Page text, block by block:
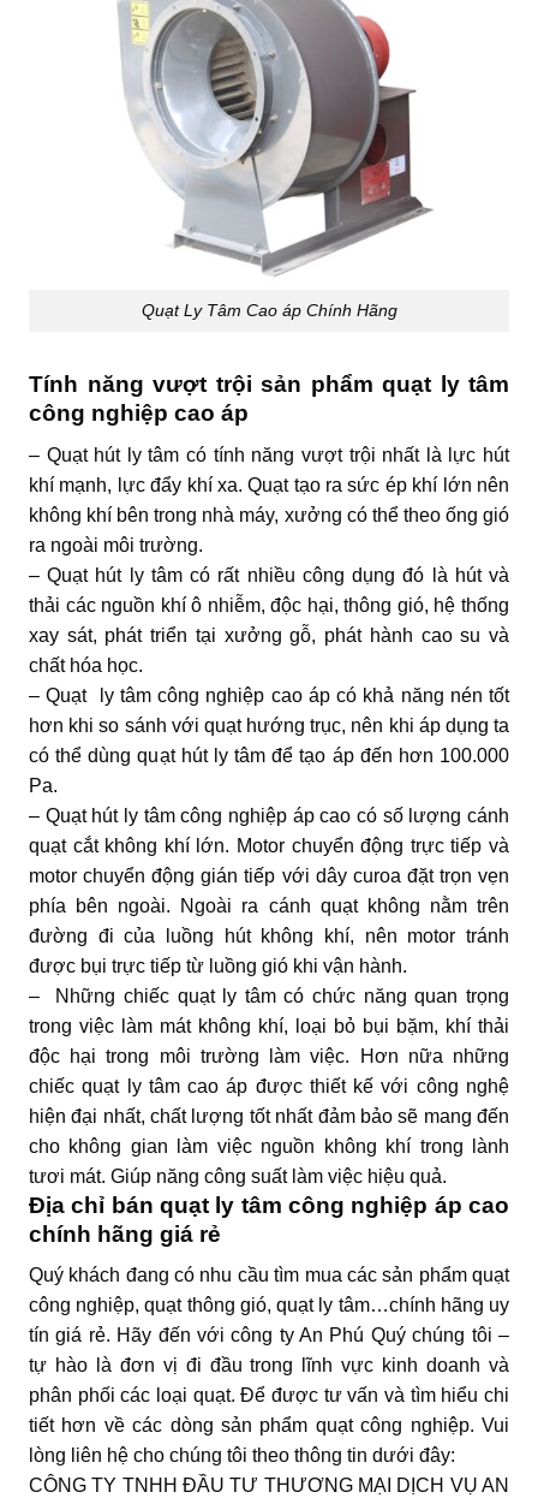
Quạt Ly Tâm Cao áp Chính Hãng
Tính năng vượt trội sản phẩm quạt ly tâm
công nghiệp cao áp
– Quạt hút ly tâm có tính năng vượt trội nhất là lực hút
khí mạnh, lực đẩy khí xa. Quạt tạo ra sức ép khí lớn nên
không khí bên trong nhà máy, xưởng có thể theo ống gió
ra ngoài môi trường.
– Quạt hút ly tâm có rất nhiều công dụng đó là hút và
thải các nguồn khí ô nhiễm, độc hại, thông gió, hệ thống
xay sát, phát triển tại xưởng gỗ, phát hành cao su và
chất hóa học.
– Quạt ly tâm công nghiệp cao áp có khả năng nén tốt
hơn khi so sánh với quạt hướng trục, nên khi áp dụng ta
có thể dùng quạt hút ly tâm để tạo áp đến hơn 100.000
Pa.
– Quạt hút ly tâm công nghiệp áp cao có số lượng cánh
quạt cắt không khí lớn. Motor chuyển động trực tiếp và
motor chuyển động gián tiếp với dây curoa đặt trọn vẹn
phía bên ngoài. Ngoài ra cánh quạt không nằm trên
đường đi của luồng hút không khí, nên motor tránh
được bụi trực tiếp từ luồng gió khi vận hành.
– Những chiếc quạt ly tâm có chức năng quan trọng
trong việc làm mát không khí, loại bỏ bụi bặm, khí thải
độc hại trong môi trường làm việc. Hơn nữa những
chiếc quạt ly tâm cao áp được thiết kế với công nghệ
hiện đại nhất, chất lượng tốt nhất đảm bảo sẽ mang đến
cho không gian làm việc nguồn không khí trong lành
tươi mát. Giúp năng công suất làm việc hiệu quả.
Địa chỉ bán quạt ly tâm công nghiệp áp cao
chính hãng giá rẻ
Quý khách đang có nhu cầu tìm mua các sản phẩm quạt
công nghiệp, quạt thông gió, quạt ly tâm…chính hãng uy
tín giá rẻ. Hãy đến với công ty An Phú Quý chúng tôi –
tự hào là đơn vị đi đầu trong lĩnh vực kinh doanh và
phân phối các loại quạt. Để được tư vấn và tìm hiểu chi
tiết hơn về các dòng sản phẩm quạt công nghiệp. Vui
lòng liên hệ cho chúng tôi theo thông tin dưới đây:
CÔNG TY TNHH ĐẦU TƯ THƯƠNG MẠI DỊCH VỤ AN